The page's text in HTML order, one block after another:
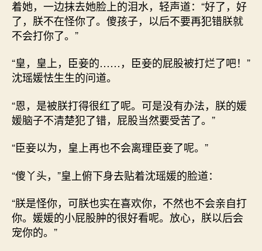
着她，一边抹去她脸上的泪水，轻声道：“好了，好
了，朕不在怪你了。傻孩子，以后不要再犯错朕就
不会打你了。”
“皇，皇上，臣妾的……，臣妾的屁股被打烂了吧！”
沈瑶媛怯生生的问道。
“恩，是被朕打得很红了呢。可是没有办法，朕的媛
媛脑子不清楚犯了错，屁股当然要受苦了。”
“臣妾以为，皇上再也不会离理臣妾了呢。”
“傻丫头，”皇上俯下身去贴着沈瑶媛的脸道：
“朕是怪你，可朕也实在喜欢你，不然也不会亲自打
你。媛媛的小屁股肿的很好看呢。放心，朕以后会
宠你的。”